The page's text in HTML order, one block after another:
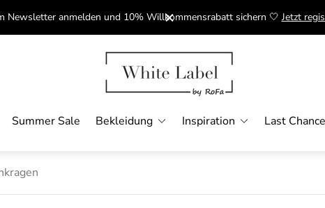
Newsletter anmelden und 10% Willkommensrabatt sichern 🤍 Jetzt
Laden-Logo"
Summer Sale Bekleidung Inspiration Last Chance